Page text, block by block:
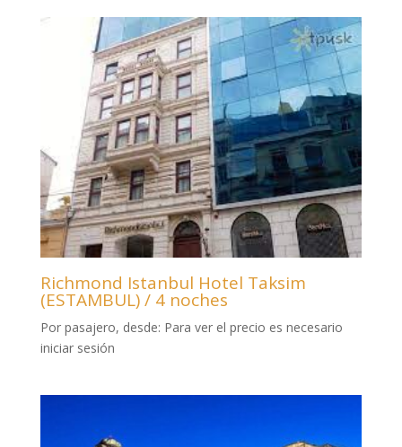
Richmond Istanbul Hotel Taksim
(ESTAMBUL) / 4 noches
Por pasajero, desde: Para ver el precio es necesario
iniciar sesión